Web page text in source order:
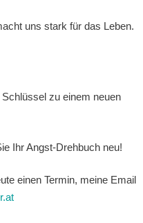
uns stark für das Leben.
zu einem neuen
Ihr Angst-Drehbuch neu!
einen Termin, meine Email